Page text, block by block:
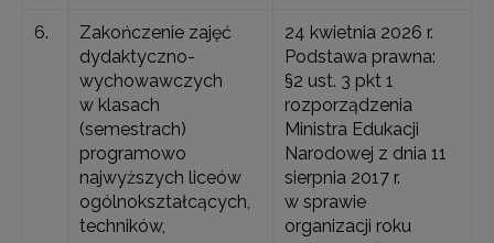
6.
Zakończenie zajęć
dydaktyczno-
wychowawczych
w klasach
(semestrach)
programowo
najwyższych liceów
ogólnokształcących,
techników,
24 kwietnia 2026 r.
Podstawa prawna:
§2 ust. 3 pkt 1
rozporządzenia
Ministra Edukacji
Narodowej z dnia 11
sierpnia 2017 r.
w sprawie
organizacji roku